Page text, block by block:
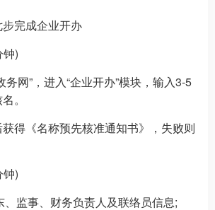
完成企业开办
)
务网”，进入“企业开办”模块，输入3-5
。
得《名称预先核准通知书》，失败则
)
、监事、财务负责人及联络员信息;